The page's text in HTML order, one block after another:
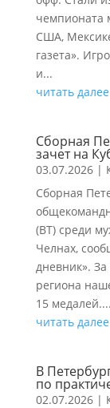
чемпионата
США,
газета».
и...
читать далее
Сборная
зачет на
03.07.2026|
Сборная
(ВТ) среди
Челнах,
дневник».
региона
15 медалей....
читать далее
В
по
02.07.2026|